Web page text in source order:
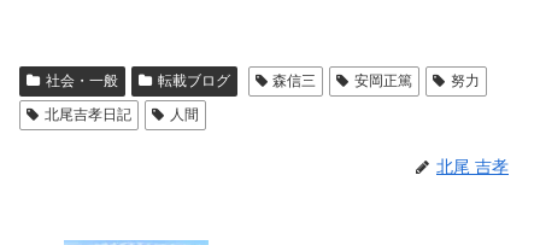
社会・一般 転載ブログ 森信三 安岡正篤
努力
北尾吉孝日記
人間
北尾 吉孝